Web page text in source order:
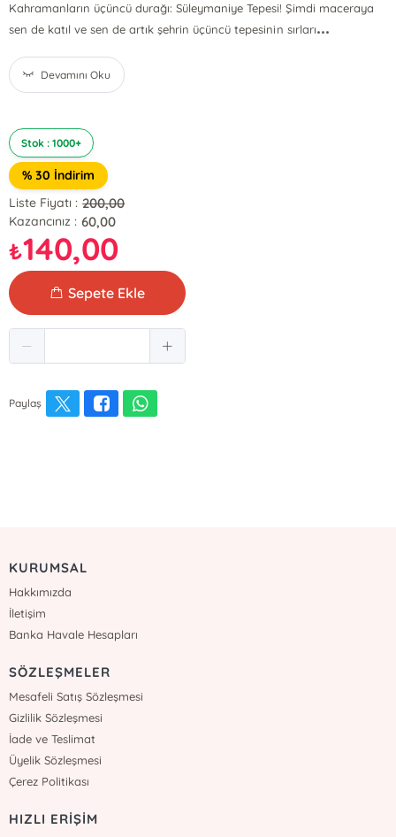
Kahramanların üçüncü durağı: Süleymaniye Tepesi! Şimdi maceraya
sen de katıl ve sen de artık şehrin üçüncü tepesinin sırları...
Devamını Oku
Stok : 1000+
% 30 İndirim
Liste Fiyatı : 200,00
Kazancınız : 60,00
₺140,00
Sepete Ekle
Paylaş
KURUMSAL
Hakkımızda
İletişim
Banka Havale Hesapları
SÖZLEŞMELER
Mesafeli Satış Sözleşmesi
Gizlilik Sözleşmesi
İade ve Teslimat
Üyelik Sözleşmesi
Çerez Politikası
HIZLI ERİŞİM